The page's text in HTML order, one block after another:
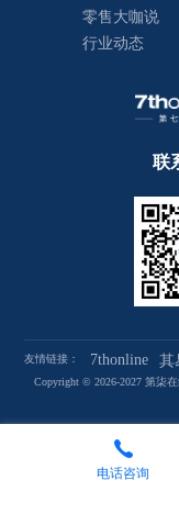
零售大咖说
行业动态
联
友情链接： 7thonline 其
Copyright © 2026-2027 第柒
电话咨询